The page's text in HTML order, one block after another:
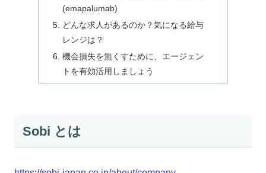
(emapalumab)
どんな求人があるのか？気になる給与
レンジは？
機会損失を無くすために、エージェン
トを有効活用しましょう
Sobi とは